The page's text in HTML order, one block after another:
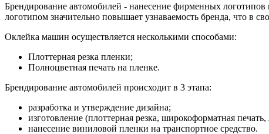
Брендирование автомобилей - нанесение фирменных
логотипом значительно повышает узнаваемость бренда, что в
Оклейка машин осуществляется несколькими способами:
Плоттерная резка пленки;
Полноцветная печать на пленке.
Брендирование автомобилей происходит в 3 этапа:
разработка и утверждение дизайна;
изготовление (плоттерная резка, широкоформатная
нанесение виниловой пленки на транспортное средство.